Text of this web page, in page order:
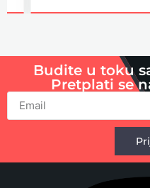
Budite u toku
Pretplati se